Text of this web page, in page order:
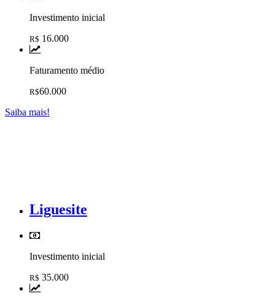
Investimento inicial
R$ 16.000
Faturamento médio
R$60.000
Saiba mais!
Liguesite
Investimento inicial
R$ 35.000